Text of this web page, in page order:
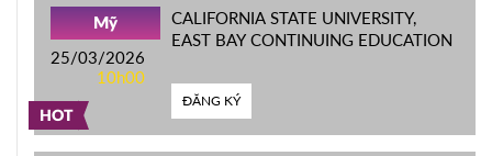
HOT
Mỹ
25/03/2026
10h00
CALIFORNIA STATE UNIVERSITY,
EAST BAY CONTINUING EDUCATION
ĐĂNG KÝ